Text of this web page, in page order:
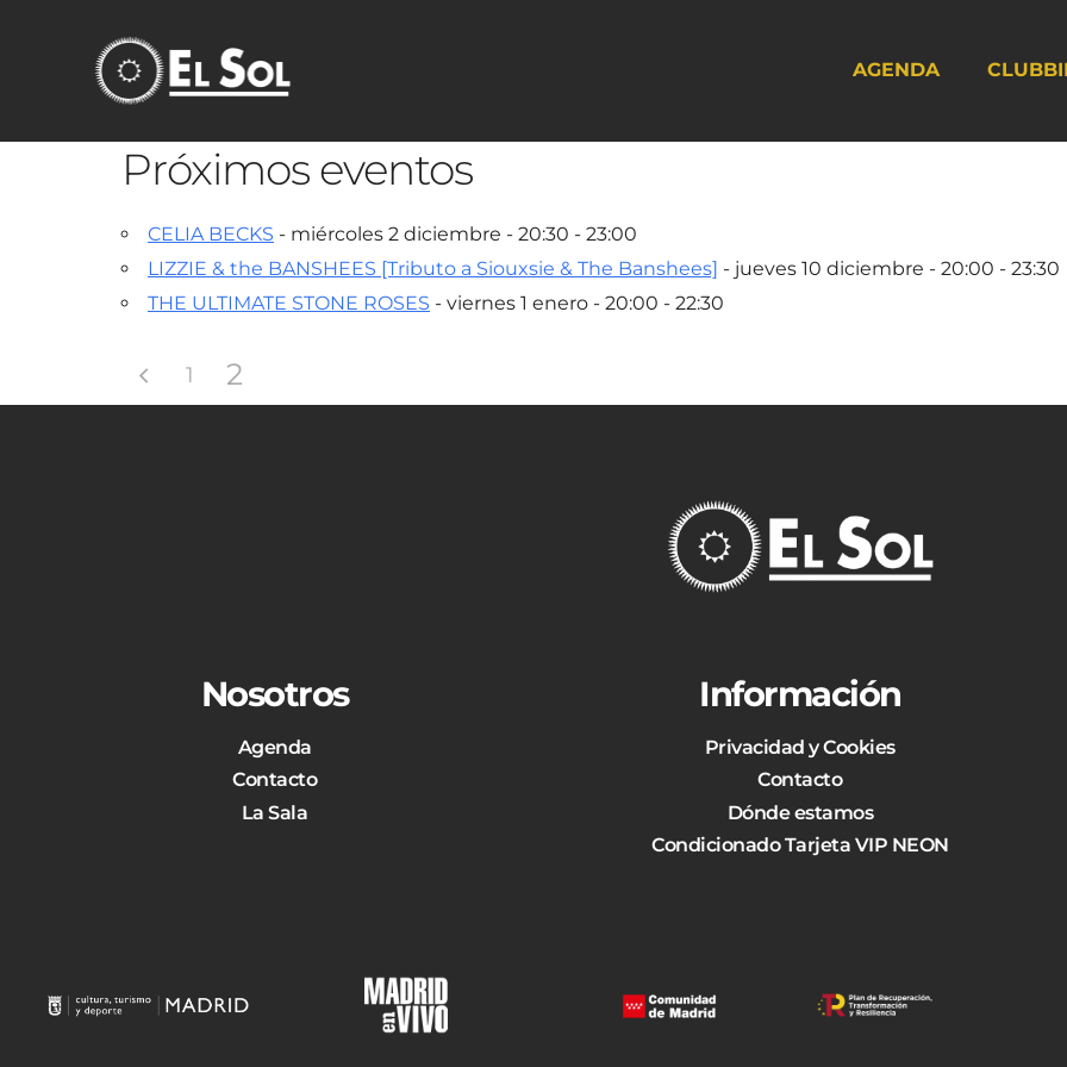
AGENDA
Próximos eventos
CELIA BECKS - miércoles 2 diciembre - 20:30 - 23:00
LIZZIE & the BANSHEES [Tributo a Siouxsie & The Banshees] - jueves 10 diciembre - 20:00 - 23:30
THE ULTIMATE STONE ROSES - viernes 1 enero - 20:00 - 22:30
1 2
Nosotros
Agenda
Contacto
La Sala
Información
Privacidad y Cookies
Contacto
Dónde estamos
Condicionado Tarjeta VIP NEON